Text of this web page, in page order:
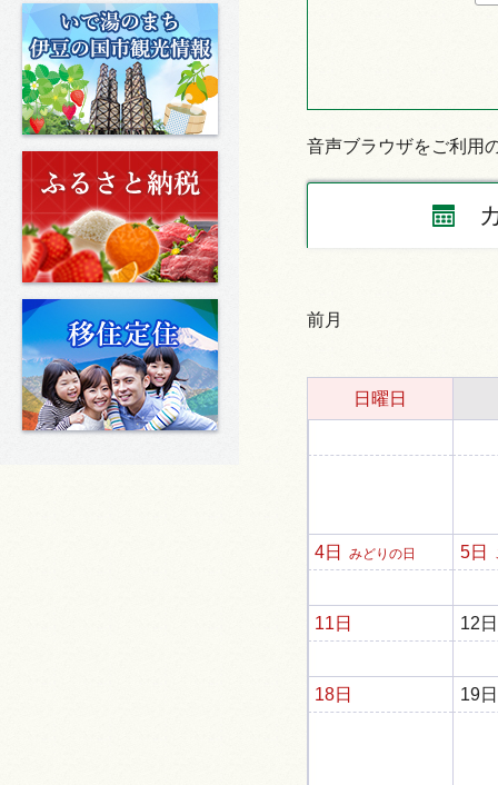
音声ブラウザをご利用
前月
日曜日
4日 みどりの日 5日
11日 12日
18日 19日